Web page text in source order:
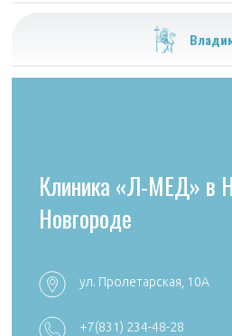
+7 (4922) 38-30-00 +7
Клиника «Л-МЕД» в
Новгороде
ул. Пролетарская, 10А
+7(831) 234-48-28